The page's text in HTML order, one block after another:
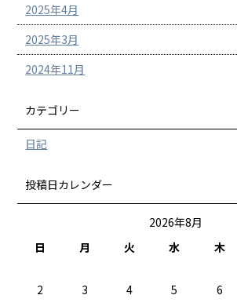
2025年4月
2025年3月
2024年11月
カテゴリー
日記
投稿日カレンダー
2026年8月
日
月 火 水 木
2
3 4 5 6